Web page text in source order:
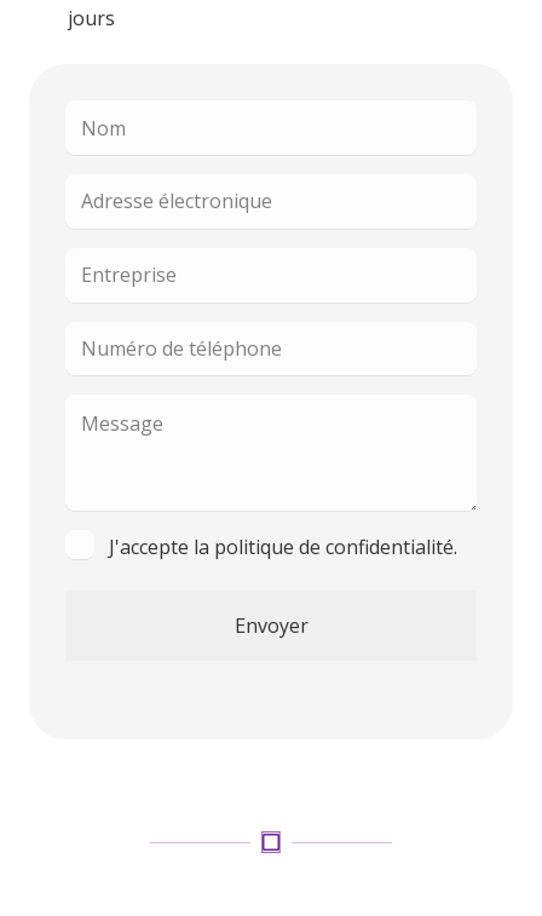
jours
Nom
Adresse
électronique
Entreprise
Numéro
de
Message
Consentement
J'accepte la politique de confidentialité.